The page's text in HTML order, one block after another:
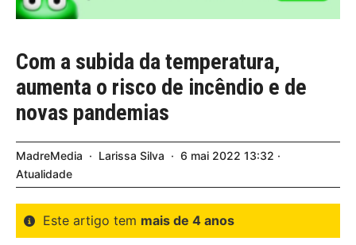
Com a subida da temperatura,
aumenta o risco de incêndio e de
novas pandemias
MadreMedia Larissa Silva 6 mai 2022 13:32
Atualidade
Este artigo tem mais de 4 anos